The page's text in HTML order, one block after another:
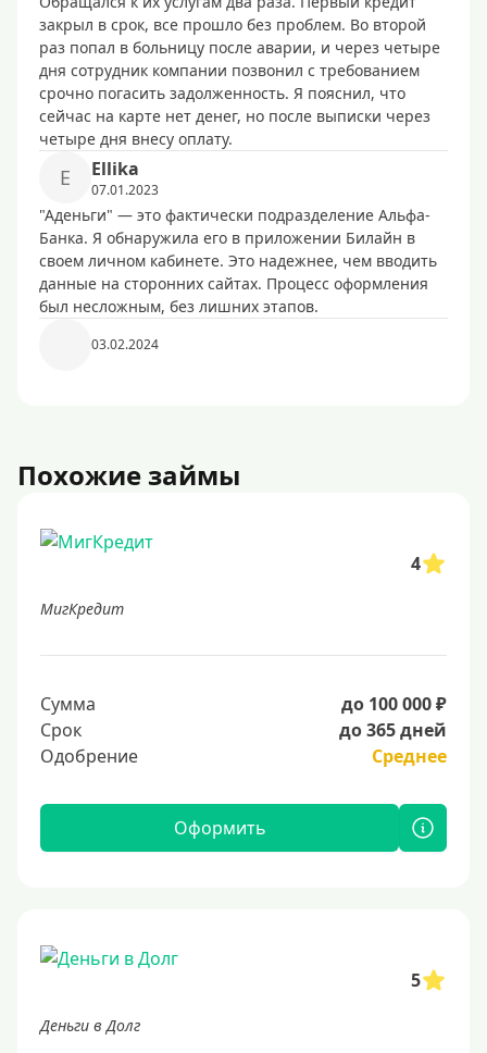
закрыл в срок, все прошло без проблем. Во второй
раз попал в больницу после аварии, и через четыре
дня сотрудник компании позвонил с требованием
срочно погасить задолженность. Я пояснил, что
сейчас на карте нет денег, но после выписки через
четыре дня внесу оплату.
E Ellika
07.01.2023
"Аденьги" — это фактически подразделение Альфа-
Банка. Я обнаружила его в приложении Билайн в
своем личном кабинете. Это надежнее, чем вводить
данные на сторонних сайтах. Процесс оформления
был несложным, без лишних этапов.
03.02.2024
Похожие займы
4
МигКредит
Сумма
до 100 000 ₽
Срок
до 365 дней
Одобрение
Среднее
Оформить
5
Деньги в Долг